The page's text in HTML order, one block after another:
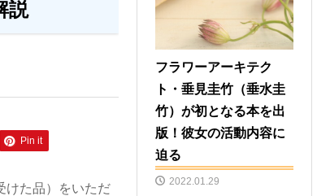
説
Pin it
けた品）をいただ
フラワーアーキテク
ト・垂見圭竹（垂水圭
竹）が初となる本を出
版！彼女の活動内容に
迫る
2022.01.29